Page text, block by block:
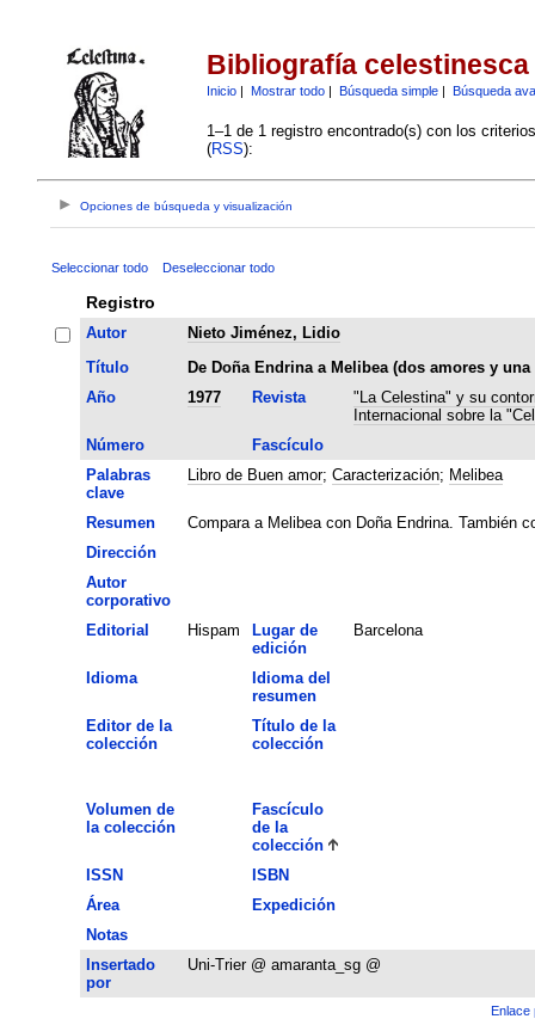
Bibliografía celestinesca
Inicio| Mostrar todo| Búsqueda simple| Búsqueda
1–1 de 1 registro encontrado(s) con los
(RSS):
Opciones de búsqueda y visualización
Seleccionar todo Deseleccionar todo
Registro
Autor
Nieto Jiménez, Lidio
Título
De Doña Endrina a Melibea (dos amores y una
Año
1977 Revista
"La Celestina" y su
Internacional sobre la
Número
Fascículo
Palabras
clave
Libro de Buen amor; Caracterización; Melibea
Resumen
Compara a Melibea con Doña Endrina. También
Dirección
Autor
corporativo
Editorial
Hispam
Lugar de
edición
Barcelona
Idioma
Idioma del
resumen
Editor de la
colección
Título de la
colección
Volumen de
la colección
Fascículo
de la
colección
ISSN
ISBN
Área
Expedición
Notas
Insertado
por
Uni-Trier @ amaranta_sg @
Enlace